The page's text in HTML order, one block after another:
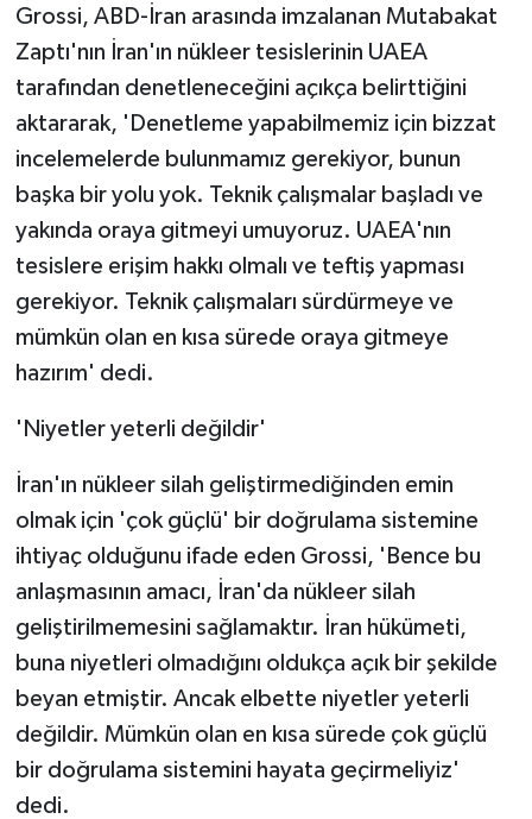
Grossi, ABD-İran arasında imzalanan Mutabakat
Zaptı'nın İran'ın nükleer tesislerinin UAEA
tarafından denetleneceğini açıkça belirttiğini
aktararak, 'Denetleme yapabilmemiz için bizzat
incelemelerde bulunmamız gerekiyor, bunun
başka bir yolu yok. Teknik çalışmalar başladı ve
yakında oraya gitmeyi umuyoruz. UAEA'nın
tesislere erişim hakkı olmalı ve teftiş yapması
gerekiyor. Teknik çalışmaları sürdürmeye ve
mümkün olan en kısa sürede oraya gitmeye
hazırım' dedi.
'Niyetler yeterli değildir'
İran'ın nükleer silah geliştirmediğinden emin
olmak için 'çok güçlü' bir doğrulama sistemine
ihtiyaç olduğunu ifade eden Grossi, 'Bence bu
anlaşmasının amacı, İran'da nükleer silah
geliştirilmemesini sağlamaktır. İran hükümeti,
buna niyetleri olmadığını oldukça açık bir şekilde
beyan etmiştir. Ancak elbette niyetler yeterli
değildir. Mümkün olan en kısa sürede çok güçlü
bir doğrulama sistemini hayata geçirmeliyiz'
dedi.